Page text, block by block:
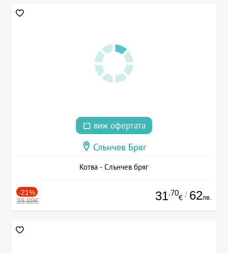
виж офертата
Слънчев Бряг
Котва - Слънчев бряг
-21%
39.88€ 31.70
€ / 62лв.